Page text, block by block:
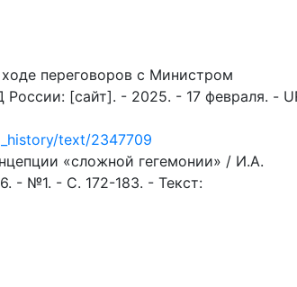
переговоров с Министром
[сайт]. - 2025. - 17 февраля. -
text/2347709
«сложной гегемонии» / И.А.
- №1. - С. 172-183. - Текст: